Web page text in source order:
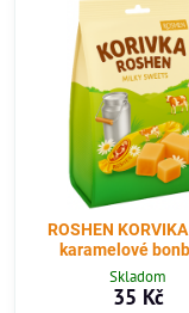
ROSHEN
karamelové
Skladom
35 Kč